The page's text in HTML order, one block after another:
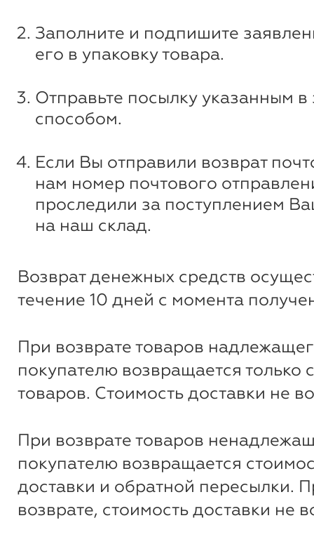
Заполните и подпишите
его в упаковку товара.
Отправьте посылку указанным в
способом.
Если Вы отправили возврат
нам номер почтового
проследили за поступлением
на наш склад.
Возврат денежных средств
течение 10 дней с момента
При возврате товаров
покупателю возвращается только
товаров. Стоимость доставки не
При возврате товаров
покупателю возвращается
доставки и обратной пересылки.
возврате, стоимость доставки не